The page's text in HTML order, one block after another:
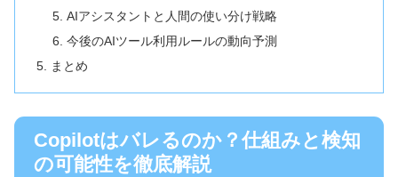
AIアシスタントと人間の使い分け戦略
今後のAIツール利用ルールの動向予測
まとめ
Copilotはバレるのか？仕組みと検知
の可能性を徹底解説